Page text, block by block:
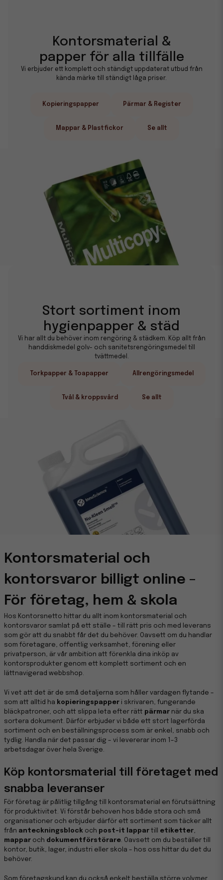
Kontorsmaterial &
papper för alla tillfälle
Vi erbjuder ett komplett och ständigt uppdaterat utbud från
kända märke till ständigt låga priser.
Kopieringspapper Pärmar & Register
Mappar & Plastfickor Se allt
Stort sortiment inom
hygienpapper & städ
Vi har allt du behöver inom rengöring & städkem. Köp allt från
handdiskmedel golv- och sanitetsrengöringsmedel till
tvättmedel.
Torkpapper & Toapapper Allrengöringsmedel
Tvål & kroppsvård Se allt
Kontorsmaterial och
kontorsvaror billigt online –
För företag, hem & skola
Hos Kontorsnetto hittar du allt inom kontorsmaterial och
kontorsvaror samlat på ett ställe – till rätt pris och med leverans
som gör att du snabbt får det du behöver. Oavsett om du handlar
som företagare, offentlig verksamhet, förening eller
privatperson, är vår ambition att förenkla dina inköp av
kontorsprodukter genom ett komplett sortiment och en
lättnavigerad webbshop.
Vi vet att det är de små detaljerna som håller vardagen flytande –
som att alltid ha kopieringspapper i skrivaren, fungerande
bläckpatroner, och att slippa leta efter rätt pärmar när du ska
sortera dokument. Därför erbjuder vi både ett stort lagerförda
sortiment och en beställningsprocess som är enkel, snabb och
tydlig. Handla när det passar dig – vi levererar inom 1–3
arbetsdagar över hela Sverige.
Köp kontorsmaterial till företaget med
snabba leveranser
För företag är pålitlig tillgång till kontorsmaterial en förutsättning
för produktivitet. Vi förstår behoven hos både stora och små
organisationer och erbjuder därför ett sortiment som täcker allt
från anteckningsblock och post-it lappar till etiketter,
mappar och dokumentförstörare. Oavsett om du beställer till
kontor, butik, lager, industri eller skola – hos oss hittar du det du
behöver.
Som företagskund kan du också enkelt beställa större volymer